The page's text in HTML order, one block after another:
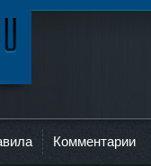
Комментарии